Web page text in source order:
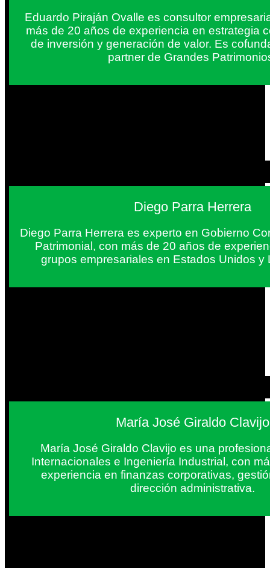
Eduardo Piraján Ovalle es consultor
más de 20 años de experiencia en estrategia
de inversión y generación de valor. Es
partner de Grandes
Diego Parra Herrera
Diego Parra Herrera es experto en Gobierno
Patrimonial, con más de 20 años de
grupos empresariales en Estados Unidos y
María José Giraldo Clavijo
María José Giraldo Clavijo es una
Internacionales e Ingeniería Industrial, con
experiencia en finanzas corporativas,
dirección administrativa.